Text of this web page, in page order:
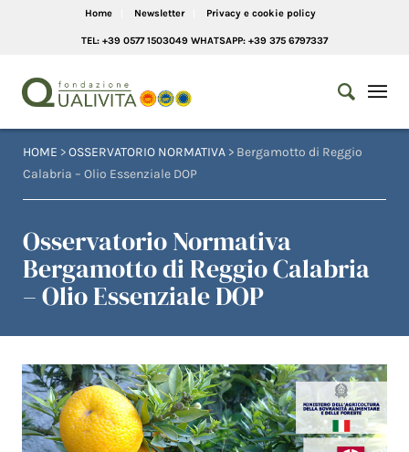
Home Newsletter Privacy e cookie policy
TEL: +39 0577 1503049 WHATSAPP: +39 375 6797337
HOME >OSSERVATORIO NORMATIVA > Bergamotto di Reggio
Calabria – Olio Essenziale DOP
Osservatorio Normativa
Bergamotto di Reggio Calabria
– Olio Essenziale DOP